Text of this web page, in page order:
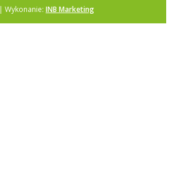
| Wykonanie: INB Marketing